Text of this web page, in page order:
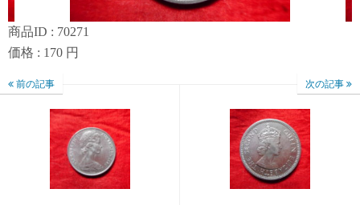
商品ID : 70271
価格 : 170 円
前の記事 次の記事